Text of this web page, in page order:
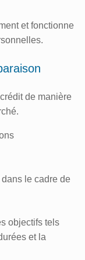
et fonctionne
de manière
le cadre de
objectifs tels
et la